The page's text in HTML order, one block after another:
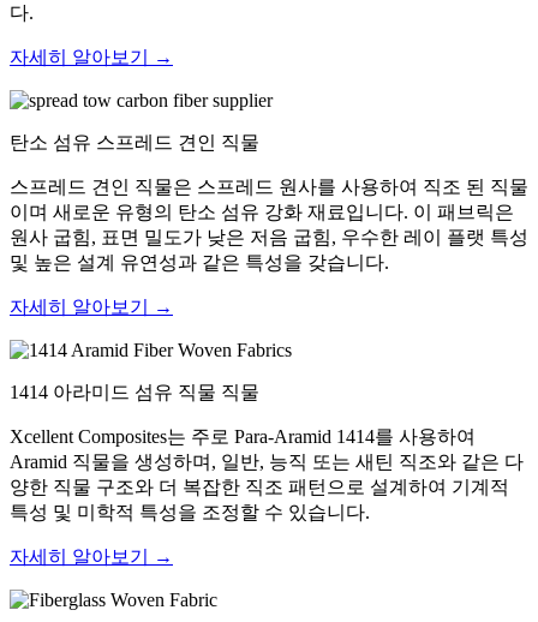
다.
자세히 알아보기 →
탄소 섬유 스프레드 견인 직물
스프레드 견인 직물은 스프레드 원사를 사용하여 직조 된 직물
이며 새로운 유형의 탄소 섬유 강화 재료입니다. 이 패브릭은
원사 굽힘, 표면 밀도가 낮은 저음 굽힘, 우수한 레이 플랫 특성
및 높은 설계 유연성과 같은 특성을 갖습니다.
자세히 알아보기 →
1414 아라미드 섬유 직물 직물
Xcellent Composites는 주로 Para-Aramid 1414를 사용하여
Aramid 직물을 생성하며, 일반, 능직 또는 새틴 직조와 같은 다
양한 직물 구조와 더 복잡한 직조 패턴으로 설계하여 기계적
특성 및 미학적 특성을 조정할 수 있습니다.
자세히 알아보기 →